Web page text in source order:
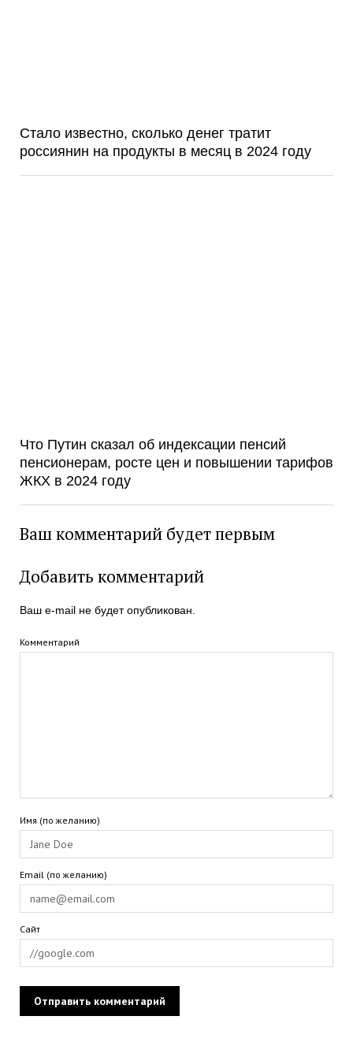
Стало известно, сколько денег тратит
россиянин на продукты в месяц в 2024 году
Что Путин сказал об индексации пенсий
пенсионерам, росте цен и повышении тарифов
ЖКХ в 2024 году
Ваш комментарий будет первым
Добавить комментарий
Ваш e-mail не будет опубликован.
Комментарий
Имя (по желанию)
Email (по желанию)
Сайт